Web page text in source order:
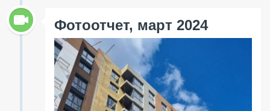
Фотоотчет, март 2024